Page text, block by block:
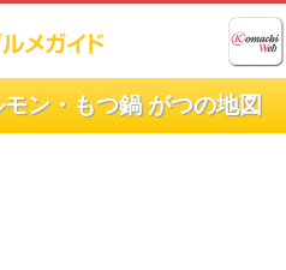
ン・もつ鍋 がつの地図